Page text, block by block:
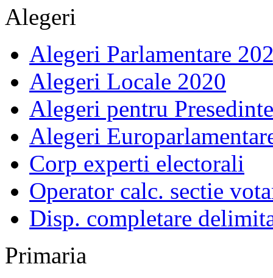
Alegeri
Alegeri Parlamentare
Alegeri Locale 2020
Alegeri pentru
Alegeri
Corp experti electorali
Operator calc. sectie
Disp. completare
Primaria